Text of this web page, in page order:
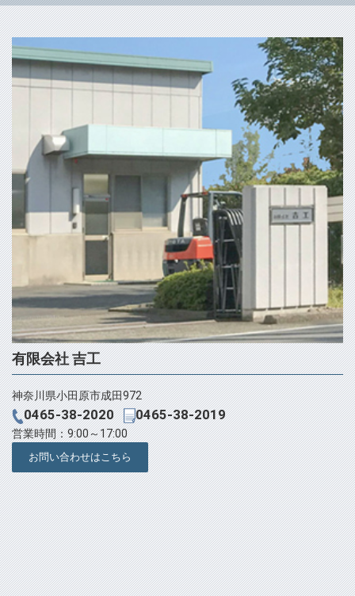
有限会社 吉工
神奈川県小田原市成田972
0465-38-2020 0465-38-2019
営業時間：9:00～17:00
お問い合わせはこちら